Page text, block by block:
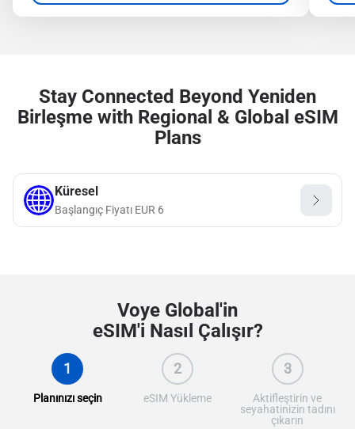
Stay Connected Beyond Yeniden
Birleşme with Regional & Global eSIM
Plans
Küresel
Başlangıç Fiyatı EUR 6
Voye Global'in
eSIM'i Nasıl Çalışır?
1
Planınızı seçin
2
eSIM Yükleme
3
Aktifleştirin ve
seyahatinizin tadını
çıkarın